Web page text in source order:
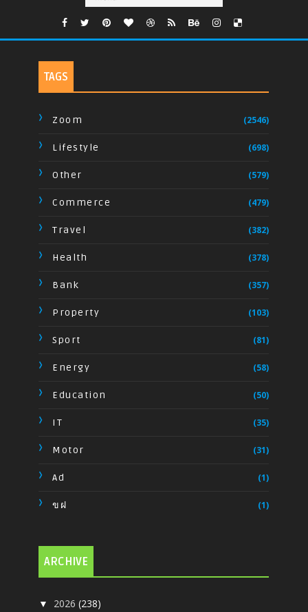
TAGS
Zoom (2546)
Lifestyle (698)
Other (579)
Commerce (479)
Travel (382)
Health (378)
Bank (357)
Property (103)
Sport (81)
Energy (58)
Education (50)
IT (35)
Motor (31)
Ad (1)
ขฝ (1)
ARCHIVE
▼ 2026(238)